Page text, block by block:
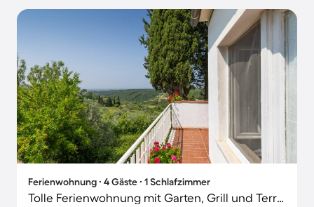
Ferienwohnung ∙ 4 Gäste ∙ 1 Schlafzimmer
Tolle Ferienwohnung mit Garten, Grill und Terrasse | Meerblick | Haustierfreundlich